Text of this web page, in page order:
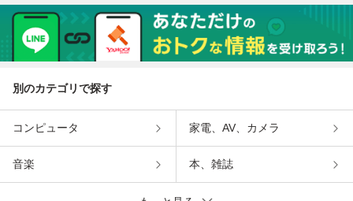
ーツ 5MT TMスク
エア キャタライザ
ー エキマニ 触媒
ンフード ZC31S
スイフトスポーツ
カーボンボンネッ
ミバケ SR7F 両側
ダイヤル
ボタン付き!
別のカテゴリで探す
コンピュータ 家電、AV、カメラ
音楽 本、雑誌